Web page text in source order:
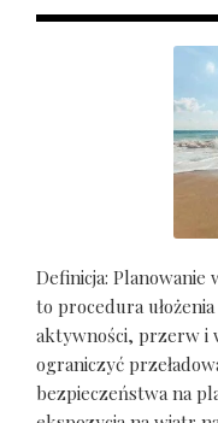
Definicja:
to procedura
aktywności, przerw i
ograniczyć
bezpieczeństwa na